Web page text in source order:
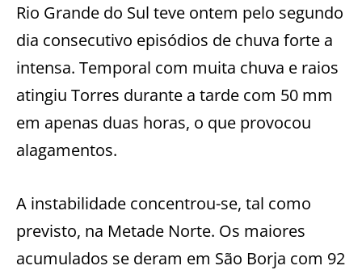
Rio Grande do Sul teve ontem pelo segundo
dia consecutivo episódios de chuva forte a
intensa. Temporal com muita chuva e raios
atingiu Torres durante a tarde com 50 mm
em apenas duas horas, o que provocou
alagamentos.
A instabilidade concentrou-se, tal como
previsto, na Metade Norte. Os maiores
acumulados se deram em São Borja com 92